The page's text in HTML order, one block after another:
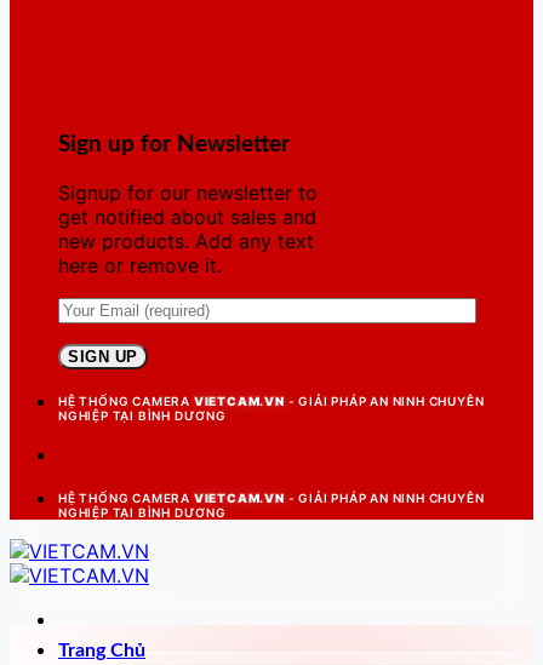
Sign up for Newsletter
Signup for our newsletter to
get notified about sales and
new products. Add any text
here or remove it.
HỆ THỐNG CAMERA VIETCAM.VN - GIẢI PHÁP AN NINH CHUYÊN
NGHIỆP TẠI BÌNH DƯƠNG
HỆ THỐNG CAMERA VIETCAM.VN - GIẢI PHÁP AN NINH CHUYÊN
NGHIỆP TẠI BÌNH DƯƠNG
Trang Chủ